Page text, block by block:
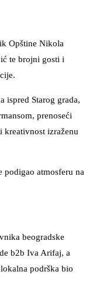
Opštine Nikola
te brojni gosti i
ispred Starog grada,
prenoseći
kreativnost izraženu
atmosferu na
beogradske
b2b Iva Arifaj, a
podrška bio